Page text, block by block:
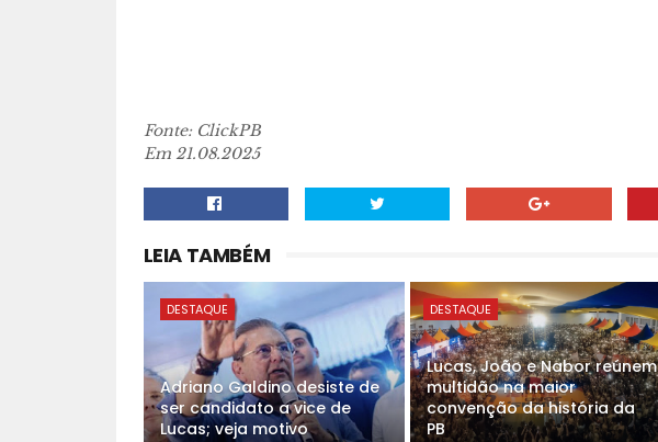
Fonte: ClickPB
Em 21.08.2025
LEIA TAMBÉM
DESTAQUE
Adriano Galdino desiste de
ser candidato a vice de
Lucas; veja motivo
DESTAQUE
Lucas, João e Nabor reúnem
multidão na maior
convenção da história da
PB